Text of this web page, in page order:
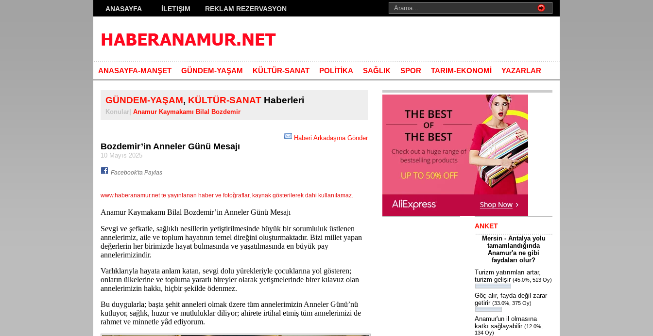
ANASAYFA İLETIŞIM REKLAM REZERVASYON
ANASAYFA-MANŞET GÜNDEM-YAŞAM KÜLTÜR-SANAT POLİTİKA SAĞLIK SPOR TARIM-EKONOMİ YAZARLAR
GÜNDEM-YAŞAM, KÜLTÜR-SANAT Haberleri
Konular| Anamur Kaymakamı Bilal Bozdemir
Haberi Arkadaşına Gönder
Bozdemir’in Anneler Günü Mesajı
10 Mayıs 2025
Facebook'ta Paylas
www.haberanamur.net te yayınlanan haber ve fotoğraflar, kaynak gösterilerek dahi kullanılamaz.
Anamur Kaymakamı Bilal Bozdemir’in Anneler Günü Mesajı
Sevgi ve şefkatle, sağlıklı nesillerin yetiştirilmesinde büyük bir sorumluluk üstlenen
annelerimiz, aile ve toplum hayatının temel direğini oluşturmaktadır. Bizi millet yapan
değerlerin her birimizde hayat bulmasında ve yaşatılmasında en büyük pay
annelerimizindir.
Varlıklarıyla hayata anlam katan, sevgi dolu yürekleriyle çocuklarına yol gösteren;
onların ülkelerine ve topluma yararlı bireyler olarak yetişmelerinde birer kılavuz olan
annelerimizin hakkı, hiçbir şekilde ödenmez.
Bu duygularla; başta şehit anneleri olmak üzere tüm annelerimizin Anneler Günü’nü
kutluyor, sağlık, huzur ve mutluluklar diliyor; ahirete irtihal etmiş tüm annelerimizi de
rahmet ve minnetle yâd ediyorum.
ANKET
Mersin - Antalya yolu
tamamlandığında
Anamur'a ne gibi
faydaları olur?
Turizm yatırımları artar,
turizm gelişir (45.0%, 513 Oy)
Göç alır, fayda değil zarar
getirir (33.0%, 375 Oy)
Anamur'un il olmasına
katkı sağlayabilir (12.0%,
134 Oy)